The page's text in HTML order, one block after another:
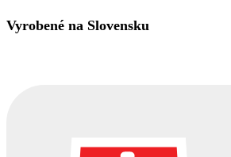
Vyrobené na Slovensku